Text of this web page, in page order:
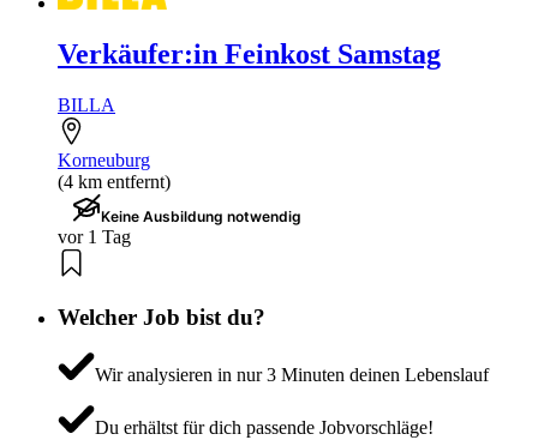
Verkäufer:in Feinkost Samstag
BILLA
Korneuburg
(4 km entfernt)
Keine Ausbildung notwendig
vor 1 Tag
Welcher Job bist du?
Wir analysieren in nur 3 Minuten deinen Lebenslauf
Du erhältst für dich passende Jobvorschläge!